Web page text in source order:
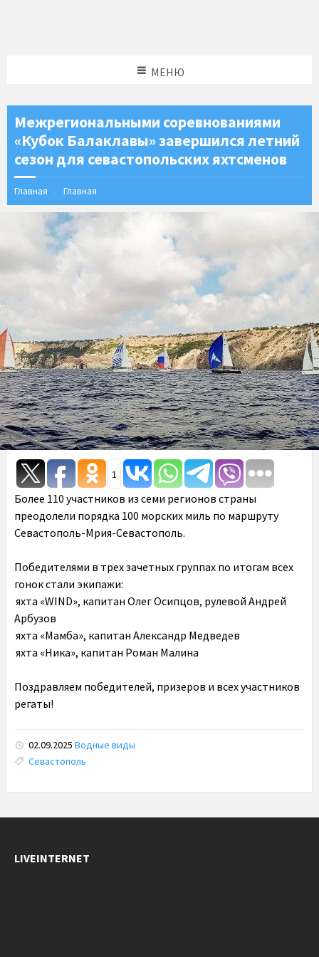
МЕНЮ
️Межрегиональными соревнованиями
«Кубок Балаклавы» завершился летний
сезон для севастопольских яхтсменов
Главная Главная
1
Более 110 участников из семи регионов страны
преодолели порядка 100 морских миль по маршруту
Севастополь-Мрия-Севастополь.
Победителями в трех зачетных группах по итогам всех
гонок стали экипажи:
яхта «WIND», капитан Олег Осипцов, рулевой Андрей
Арбузов
яхта «Мамба», капитан Александр Медведев
яхта «Ника», капитан Роман Малина
Поздравляем победителей, призеров и всех участников
регаты!
02.09.2025 Водные виды
Tags:
Севастополь
LIVEINTERNET